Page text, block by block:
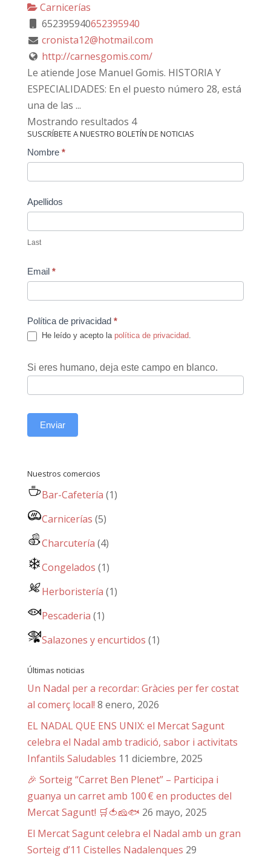
Carnicerías
652395940652395940
cronista12@hotmail.com
http://carnesgomis.com/
Le atiende Jose Manuel Gomis. HISTORIA Y
ESPECIALIDADES: En el puesto número 28, está
una de las ...
Mostrando resultados 4
SUSCRÍBETE A NUESTRO BOLETÍN DE NOTICIAS
Contact
Nombre *
Apellidos
Last
Email *
Política de privacidad *
He leído y acepto la política de privacidad.
Si eres humano, deja este campo en blanco.
Enviar
Nuestros comercios
Bar-Cafetería (1)
Carnicerías (5)
Charcutería (4)
Congelados (1)
Herboristería (1)
Pescaderia (1)
Salazones y encurtidos (1)
Últimas noticias
Un Nadal per a recordar: Gràcies per fer costat
al comerç local! 8 enero, 2026
EL NADAL QUE ENS UNIX: el Mercat Sagunt
celebra el Nadal amb tradició, sabor i activitats
Infantils Saludables 11 diciembre, 2025
🎉 Sorteig “Carret Ben Plenet” – Participa i
guanya un carret amb 100 € en productes del
Mercat Sagunt! 🛒🍅🧀🐟 26 mayo, 2025
El Mercat Sagunt celebra el Nadal amb un gran
Sorteig d’11 Cistelles Nadalenques 29